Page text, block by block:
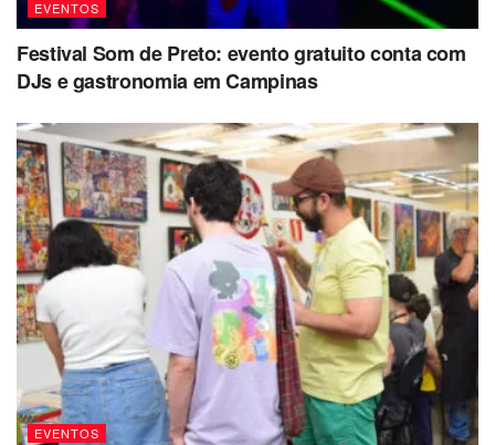
EVENTOS
Festival Som de Preto: evento gratuito conta com
DJs e gastronomia em Campinas
EVENTOS